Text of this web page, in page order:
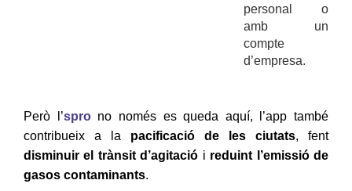
personal o
amb un
compte
d’empresa.
Però l’sprono només es queda aquí, l’app també
contribueix a la pacificació de les ciutats, fent
disminuir el trànsit d’agitació i reduint l’emissió de
gasos contaminants.